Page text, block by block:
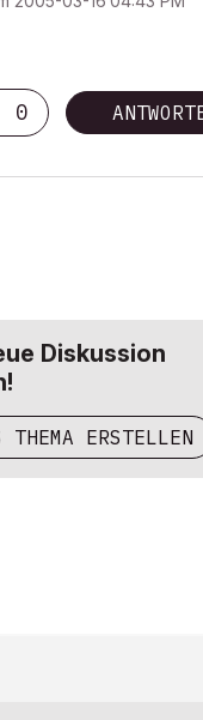
0
Diskussion
THEMA ERSTELLEN